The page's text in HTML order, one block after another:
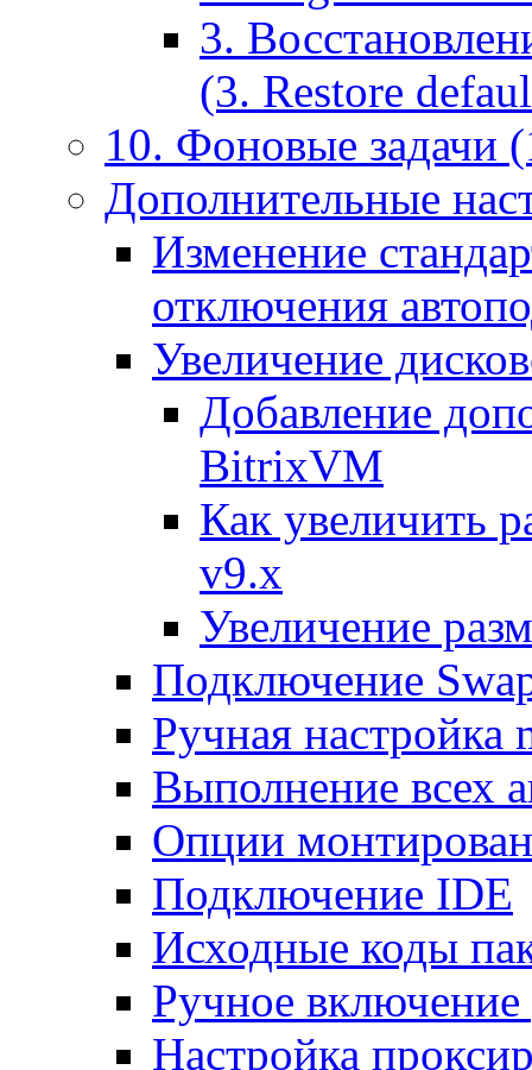
3.
(3. Restore
10. Фоновые задачи
Дополнительные
Изменение
отключения
Увеличение
Добавление
BitrixVM
Как увеличить
v9.x
Увеличение
Подключение
Ручная настройка
Выполнение всех
Опции
Подключение IDE
Исходные коды
Ручное
Настройка